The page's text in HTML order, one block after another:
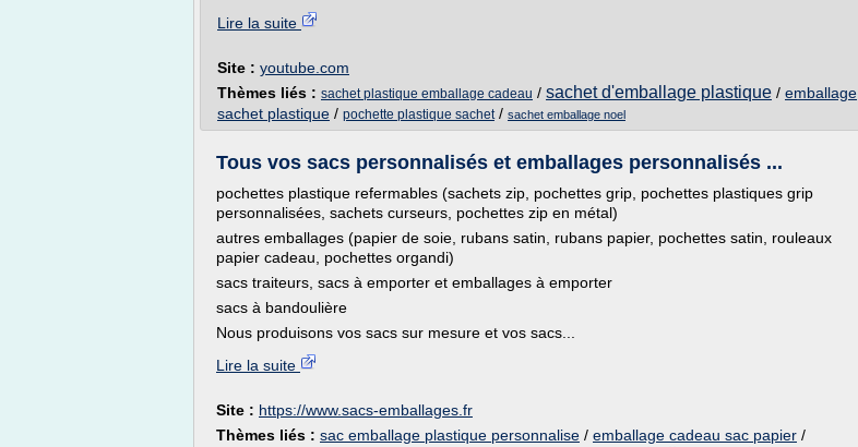
Lire la suite
Site : youtube.com
Thèmes liés : sachet plastique emballage cadeau / sachet d'emballage plastique / emballage
sachet plastique / pochette plastique sachet/ sachet emballage noel
Tous vos sacs personnalisés et emballages personnalisés ...
pochettes plastique refermables (sachets zip, pochettes grip, pochettes plastiques grip
personnalisées, sachets curseurs, pochettes zip en métal)
autres emballages (papier de soie, rubans satin, rubans papier, pochettes satin, rouleaux
papier cadeau, pochettes organdi)
sacs traiteurs, sacs à emporter et emballages à emporter
sacs à bandoulière
Nous produisons vos sacs sur mesure et vos sacs...
Lire la suite
Site : https://www.sacs-emballages.fr
Thèmes liés : sac emballage plastique personnalise / emballage cadeau sac papier /